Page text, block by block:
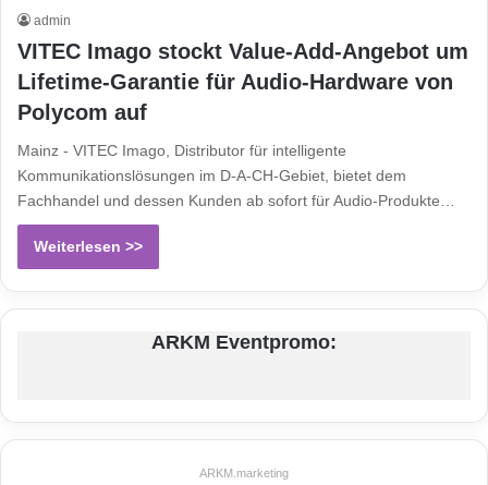
admin
VITEC Imago stockt Value-Add-Angebot um
Lifetime-Garantie für Audio-Hardware von
Polycom auf
Mainz - VITEC Imago, Distributor für intelligente
Kommunikationslösungen im D-A-CH-Gebiet, bietet dem
Fachhandel und dessen Kunden ab sofort für Audio-Produkte…
Weiterlesen >>
ARKM Eventpromo:
ARKM.marketing